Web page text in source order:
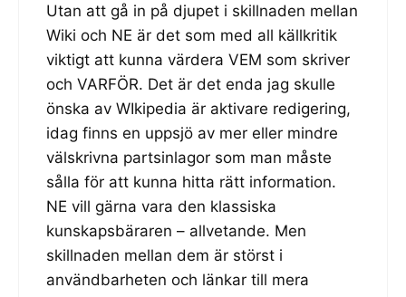
Utan att gå in på djupet i skillnaden mellan
Wiki och NE är det som med all källkritik
viktigt att kunna värdera VEM som skriver
och VARFÖR. Det är det enda jag skulle
önska av WIkipedia är aktivare redigering,
idag finns en uppsjö av mer eller mindre
välskrivna partsinlagor som man måste
sålla för att kunna hitta rätt information.
NE vill gärna vara den klassiska
kunskapsbäraren – allvetande. Men
skillnaden mellan dem är störst i
användbarheten och länkar till mera